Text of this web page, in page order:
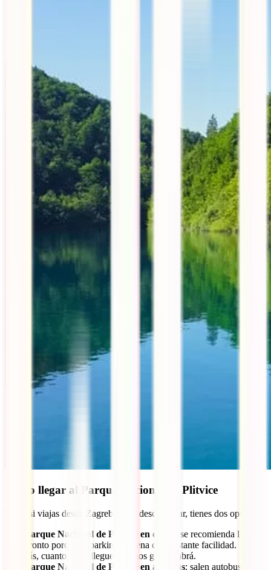
Cómo llegar al Parque Nacional de Plitvice
Tanto si viajas desde Zagreb como desde Zadar, tienes dos opciones:
Ir al Parque Nacional de Plitvice en coche
: se recomienda llegar
muy pronto porque el parking se llena con bastante facilidad.
Además, cuanto antes llegues, menos gente habrá.
Ir al Parque Nacional de Plitvice en autobús: salen autobuses